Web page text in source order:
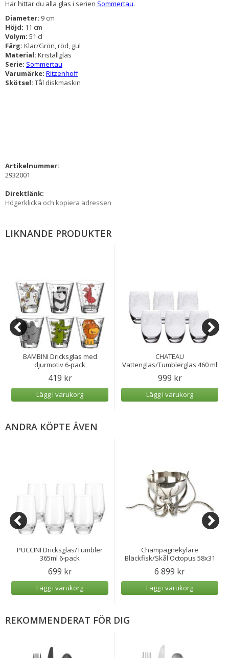
Här hittar du alla glas i serien Sommertau.
Diameter: 9 cm
Höjd: 11 cm
Volym: 51 cl
Färg: Klar/Grön, röd, gul
Material: Kristallglas
Serie: Sommertau
Varumärke: Ritzenhoff
Skötsel: Tål diskmaskin
Artikelnummer:
2932001
Direktlänk:
Högerklicka och kopiera adressen
LIKNANDE PRODUKTER
BAMBINI Dricksglas med
djurmotiv 6-pack
419 kr
Lägg i varukorg
CHATEAU
Vattenglas/Tumblerglas 460 ml
999 kr
Lägg i varukorg
ANDRA KÖPTE ÄVEN
PUCCINI Dricksglas/Tumbler
365ml 6-pack
699 kr
Lägg i varukorg
Champagnekylare
Bläckfisk/Skål Octopus 58x31
6 899 kr
Lägg i varukorg
REKOMMENDERAT FÖR DIG